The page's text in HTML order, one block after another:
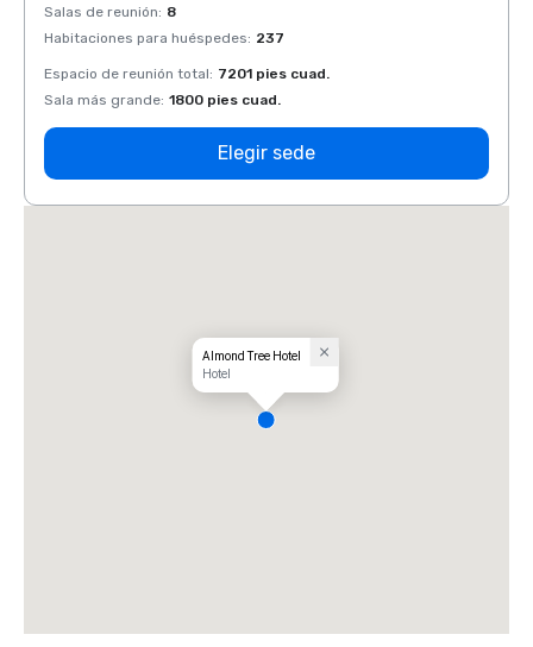
Salas de reunión: 8
Habitaciones para huéspedes: 237
Espacio de reunión total: 7201 pies cuad.
Sala más grande: 1800 pies cuad.
Elegir sede
Almond Tree Hotel
Hotel